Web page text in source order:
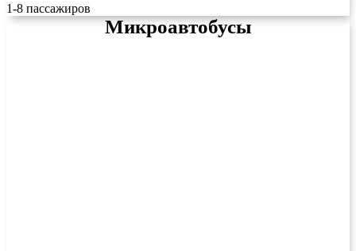
1-8 пассажиров
Микроавтобусы